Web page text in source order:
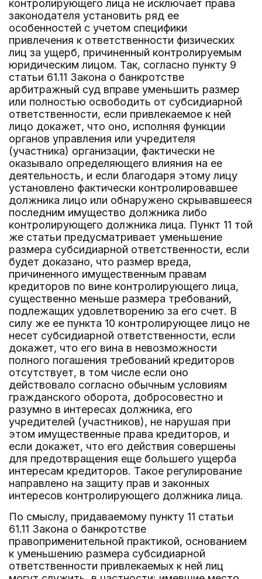
контролирующего лица не исключает права
законодателя установить ряд ее
особенностей с учетом специфики
привлечения к ответственности физических
лиц за ущерб, причиненный контролируемым
юридическим лицом. Так, согласно пункту 9
статьи 61.11 Закона о банкротстве
арбитражный суд вправе уменьшить размер
или полностью освободить от субсидиарной
ответственности, если привлекаемое к ней
лицо докажет, что оно, исполняя функции
органов управления или учредителя
(участника) организации, фактически не
оказывало определяющего влияния на ее
деятельность, и если благодаря этому лицу
установлено фактически контролировавшее
должника лицо или обнаружено скрывавшееся
последним имущество должника либо
контролирующего должника лица. Пункт 11 той
же статьи предусматривает уменьшение
размера субсидиарной ответственности, если
будет доказано, что размер вреда,
причиненного имущественным правам
кредиторов по вине контролирующего лица,
существенно меньше размера требований,
подлежащих удовлетворению за его счет. В
силу же ее пункта 10 контролирующее лицо не
несет субсидиарной ответственности, если
докажет, что его вина в невозможности
полного погашения требований кредиторов
отсутствует, в том числе если оно
действовало согласно обычным условиям
гражданского оборота, добросовестно и
разумно в интересах должника, его
учредителей (участников), не нарушая при
этом имущественные права кредиторов, и
если докажет, что его действия совершены
для предотвращения еще большего ущерба
интересам кредиторов. Такое регулирование
направлено на защиту прав и законных
интересов контролирующего должника лица.
По смыслу, придаваемому пункту 11 статьи
61.11 Закона о банкротстве
правоприменительной практикой, основанием
к уменьшению размера субсидиарной
ответственности привлекаемых к ней лиц